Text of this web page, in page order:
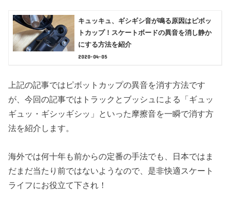
キュッキュ、ギシギシ音が鳴る原因はピボッ
トカップ！スケートボードの異音を消し静か
にする方法を紹介
2020-04-05
上記の記事ではピボットカップの異音を消す方法です
が、今回の記事ではトラックとブッシュによる「ギュッ
ギュッ・ギシッギシッ」といった摩擦音を一瞬で消す方
法を紹介します。
海外では何十年も前からの定番の手法でも、日本ではま
だまだ当たり前ではないようなので、是非快適スケート
ライフにお役立て下され！